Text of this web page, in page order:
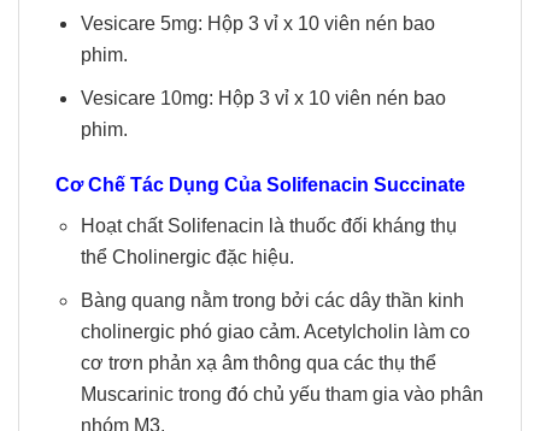
Vesicare 5mg: Hộp 3 vỉ x 10 viên nén bao
phim.
Vesicare 10mg: Hộp 3 vỉ x 10 viên nén bao
phim.
Cơ Chế Tác Dụng Của Solifenacin Succinate
Hoạt chất Solifenacin là thuốc đối kháng thụ
thể Cholinergic đặc hiệu.
Bàng quang nằm trong bởi các dây thần kinh
cholinergic phó giao cảm. Acetylcholin làm co
cơ trơn phản xạ âm thông qua các thụ thể
Muscarinic trong đó chủ yếu tham gia vào phân
nhóm M3.